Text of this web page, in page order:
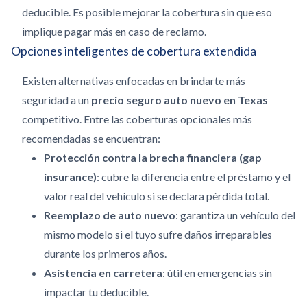
deducible. Es posible mejorar la cobertura sin que eso
implique pagar más en caso de reclamo.
Opciones inteligentes de cobertura extendida
Existen alternativas enfocadas en brindarte más
seguridad a un precio seguro auto nuevo en Texas
competitivo. Entre las coberturas opcionales más
recomendadas se encuentran:
Protección contra la brecha financiera (gap
insurance): cubre la diferencia entre el préstamo y el
valor real del vehículo si se declara pérdida total.
Reemplazo de auto nuevo: garantiza un vehículo del
mismo modelo si el tuyo sufre daños irreparables
durante los primeros años.
Asistencia en carretera: útil en emergencias sin
impactar tu deducible.